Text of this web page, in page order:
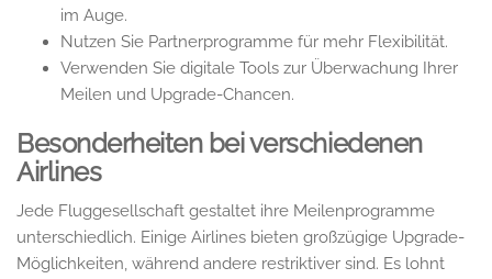
im Auge.
Nutzen Sie Partnerprogramme für mehr Flexibilität.
Verwenden Sie digitale Tools zur Überwachung Ihrer
Meilen und Upgrade-Chancen.
Besonderheiten bei verschiedenen
Airlines
Jede Fluggesellschaft gestaltet ihre Meilenprogramme
unterschiedlich. Einige Airlines bieten großzügige Upgrade-
Möglichkeiten, während andere restriktiver sind. Es lohnt